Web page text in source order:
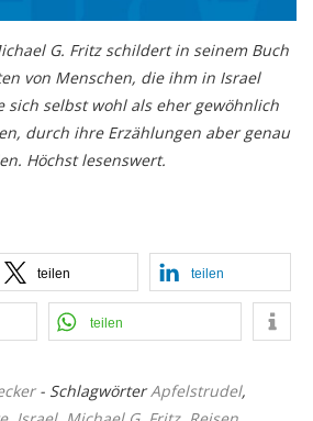
G. Fritz schildert in seinem Buch
von Menschen, die ihm in Israel
sich selbst wohl als eher gewöhnlich
durch ihre Erzählungen aber genau
Höchst lesenswert.
teilen teilen
teilen
- SchlagwörterApfelstrudel,